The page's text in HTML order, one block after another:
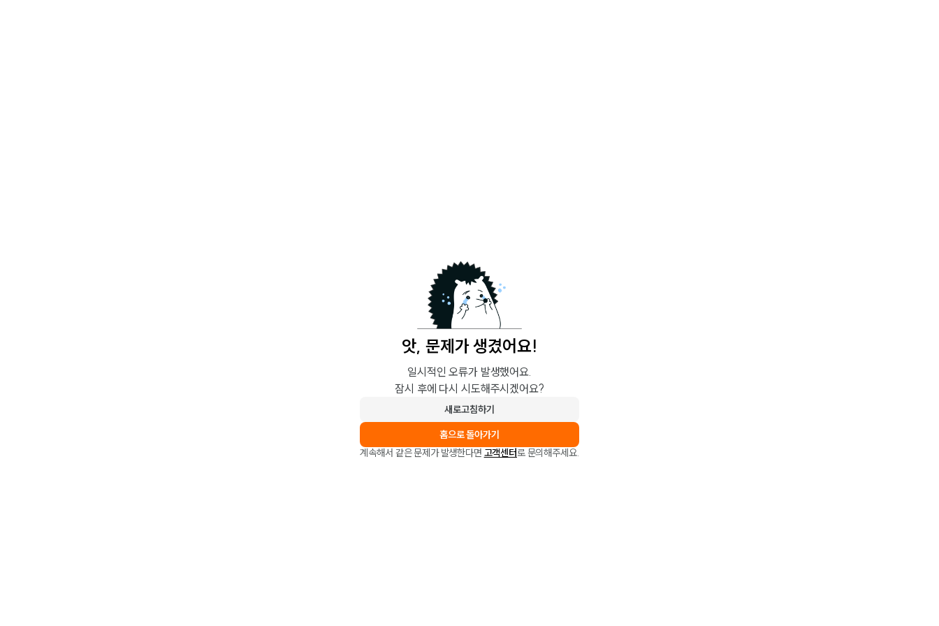
앗, 문제가 생겼어요!
일시적인 오류가 발생했어요.
잠시 후에 다시 시도해주시겠어요?
새로고침하기
홈으로 돌아가기
계속해서 같은 문제가 발생한다면 고객센터로 문의해주세요.